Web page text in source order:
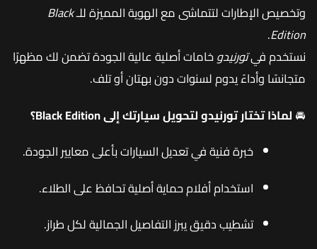
وتخصيص الإطارات لتتماشى مع الهوية المميزة للـBlack
Edition
.
نستخدم فيتورنيدوخامات أصلية عالية الجودة تضمن لك مظهرًا
متجانسًا وأداءً يدوم لسنوات دون بهتان أو تلف.
🚘 لماذا تختار تورنيدو لتحويل سيارتك إلى Black Edition؟
خبرة فنية في تعديل السيارات بأعلى معايير الجودة.
استخدام أفلام حماية أصلية تحافظ على الطلاء.
تشطيب دقيق يبرز التفاصيل الجمالية لكل طراز.